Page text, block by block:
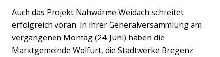
Auch das Projekt Nahwärme Weidach schreitet
erfolgreich voran. In ihrer Generalversammlung am
vergangenen Montag (24. Juni) haben die
Marktgemeinde Wolfurt, die Stadtwerke Bregenz